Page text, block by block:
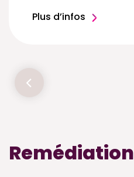
Plus d’infos
Remédiation